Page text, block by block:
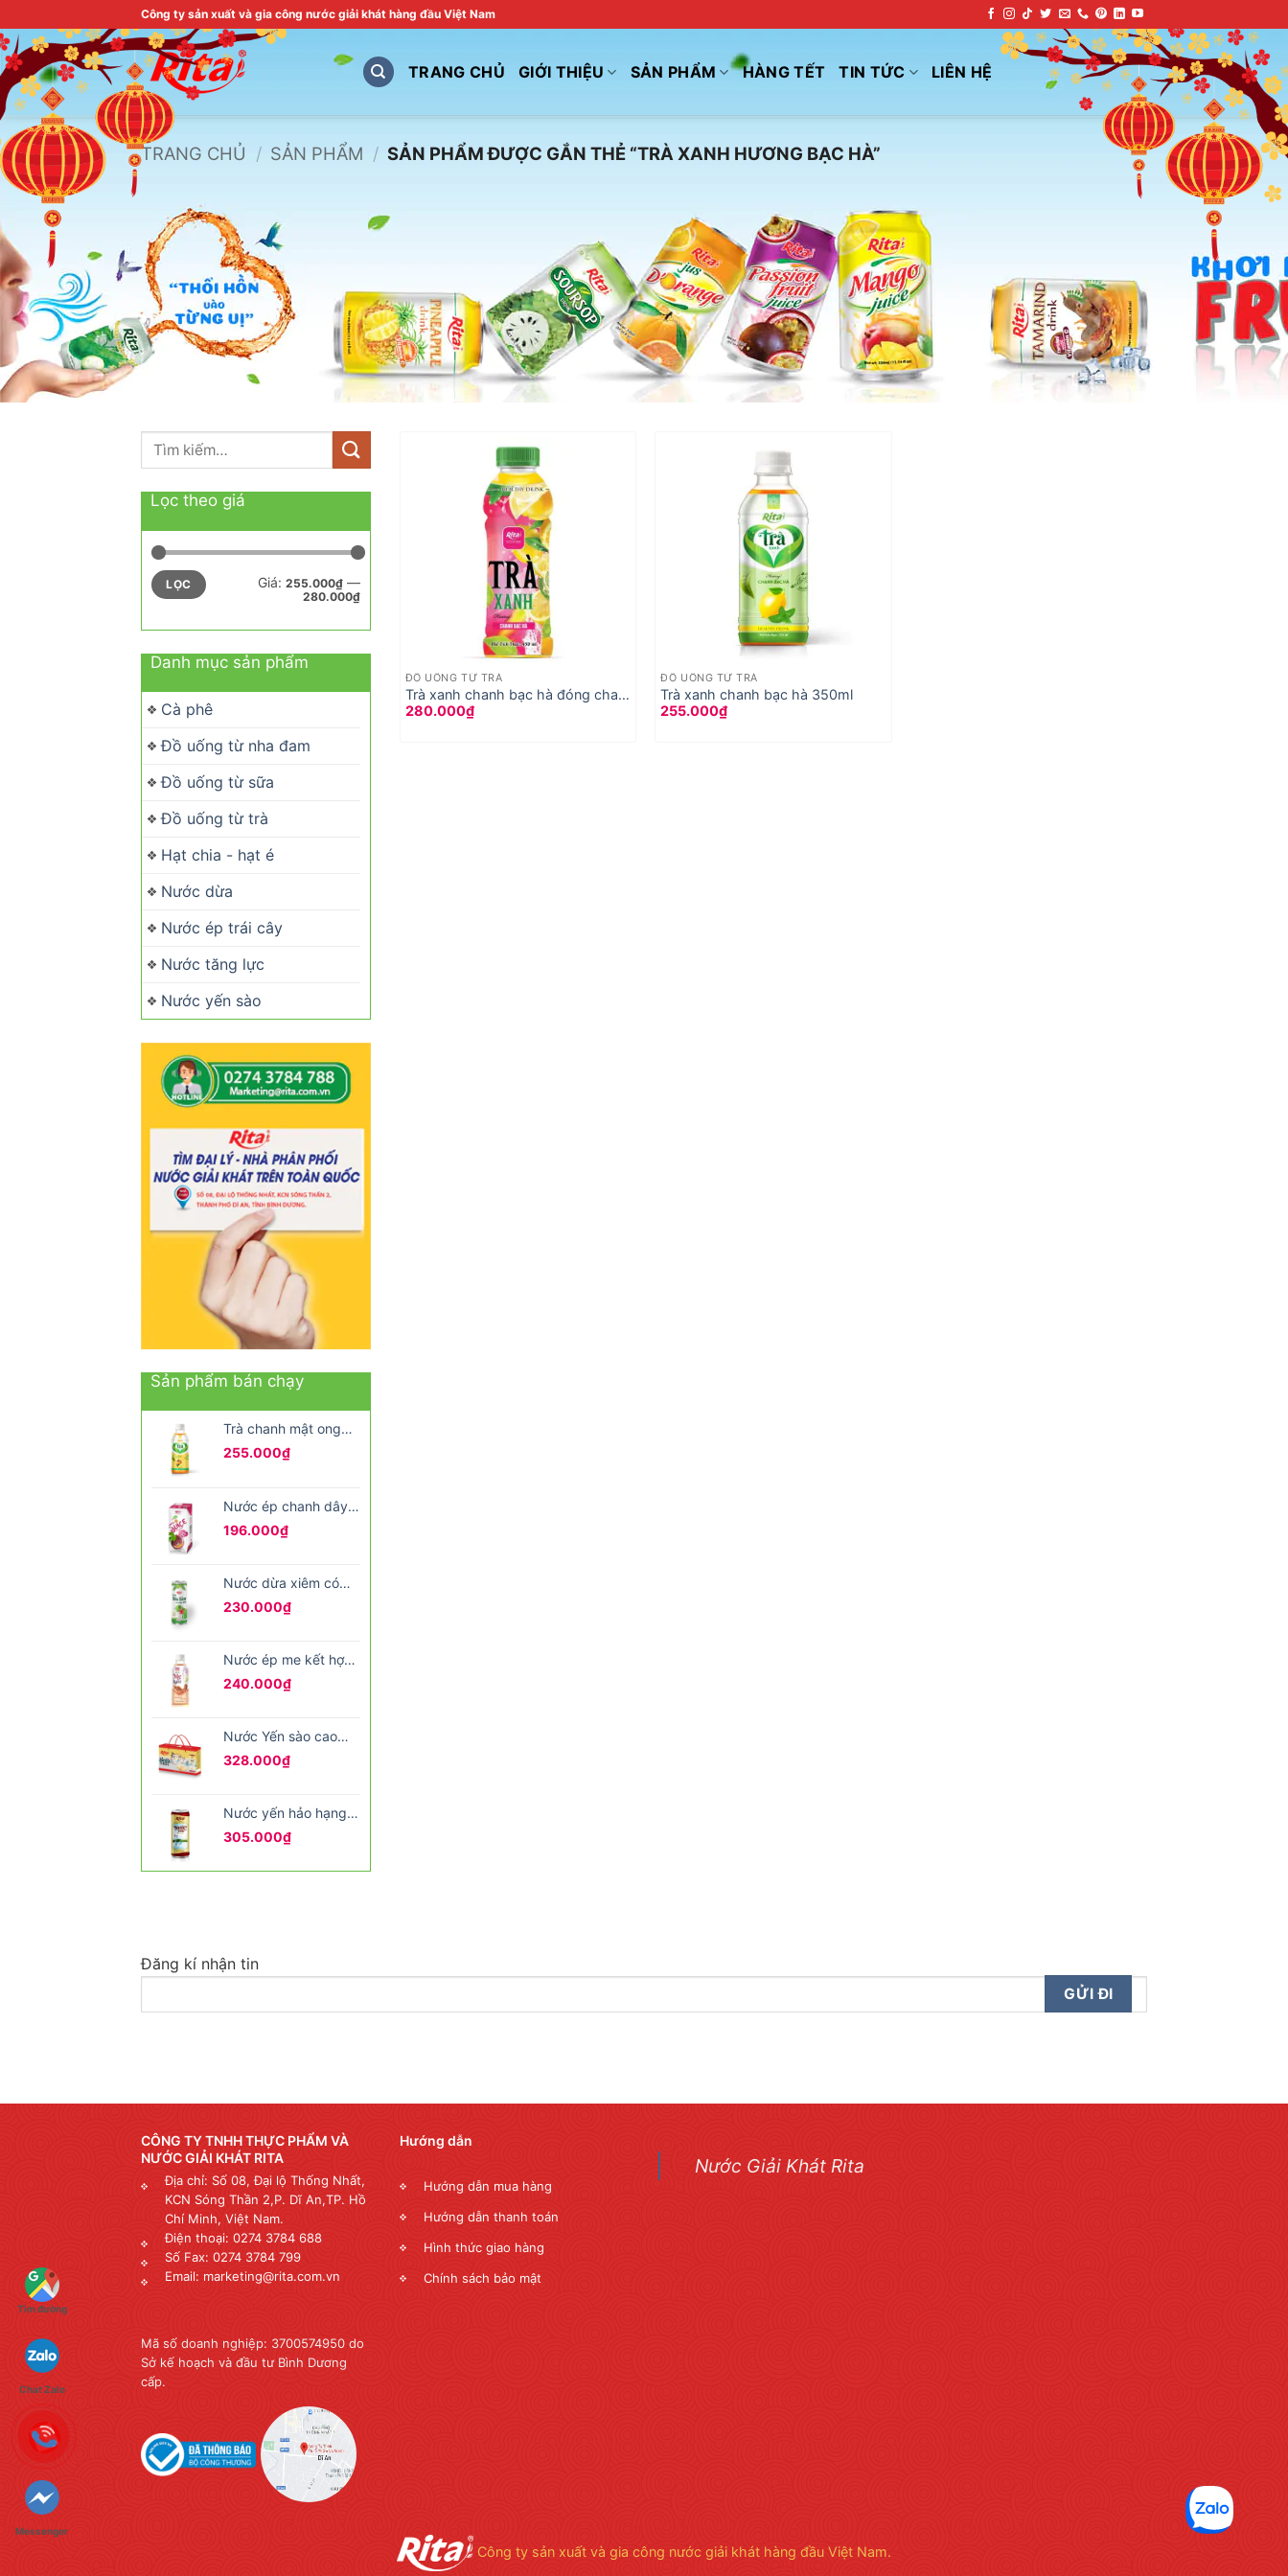
to
content
Công ty sản xuất và gia công nước giải khát hàng đầu Việt Nam
TRANG CHỦ GIỚI THIỆU SẢN PHẨM HÀNG TẾT TIN TỨC LIÊN HỆ
TRANG CHỦ / SẢN PHẨM / SẢN PHẨM ĐƯỢC GẮN THẺ “TRÀ XANH HƯƠNG BẠC HÀ”
Tìm
Lọc theo giá
Giá
tối
thiểu
Giá
tối
đa
LỌC Giá: 255.000₫ —
280.000₫
Danh mục sản phẩm
Cà phê
Đồ uống từ nha đam
Đồ uống từ sữa
Đồ uống từ trà
Hạt chia - hạt é
Nước dừa
Nước ép trái cây
Nước tăng lực
Nước yến sào
Sản phẩm bán chạy
Trà chanh mật ong
đóng chai
255.000₫
Nước ép chanh dây
đóng hộp 200ml
196.000₫
Nước dừa xiêm có
cơm dừa 330ml
230.000₫
Nước ép me kết hợp
hạt é 350ml
240.000₫
Nước Yến sào cao
cấp tem đỏ
328.000₫
Nước yến hảo hạng
bổ dưỡng 250ml
305.000₫
ĐỒ UỐNG TỪ TRÀ
Trà xanh chanh bạc hà đóng chai
450ml
280.000₫
ĐỒ UỐNG TỪ TRÀ
Trà xanh chanh bạc hà 350ml
255.000₫
Đăng kí nhận tin
CÔNG TY TNHH THỰC PHẨM VÀ
NƯỚC GIẢI KHÁT RITA
Địa chỉ: Số 08, Đại lộ Thống Nhất,
KCN Sóng Thần 2,P. Dĩ An,TP. Hồ
Chí Minh, Việt Nam.
Điện thoại: 0274 3784 688
Số Fax: 0274 3784 799
Email: marketing@rita.com.vn
Mã số doanh nghiệp: 3700574950 do
Sở kế hoạch và đầu tư Bình Dương
cấp.
Hướng dẫn
Hướng dẫn mua hàng
Hướng dẫn thanh toán
Hình thức giao hàng
Chính sách bảo mật
Nước Giải Khát Rita
Công ty sản xuất và gia công nước giải khát hàng đầu Việt Nam.
Tìm đường
Chat Zalo
Messenger